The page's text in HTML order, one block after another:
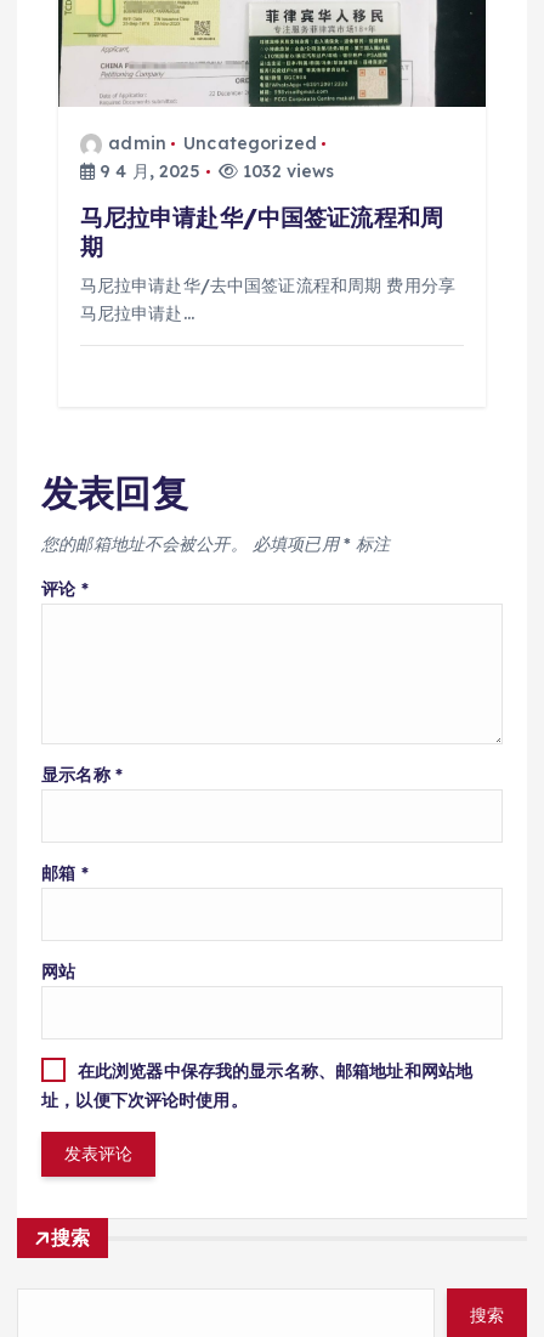
admin
Uncategorized
9 4 月, 2025
1032 views
马尼拉申请赴华/中国签证流程和周
期
马尼拉申请赴华/去中国签证流程和周期 费用分享
马尼拉申请赴…
发表回复
您的邮箱地址不会被公开。 必填项已用* 标注
评论 *
显示名称 *
邮箱 *
网站
在此浏览器中保存我的显示名称、邮箱地址和网站地
址，以便下次评论时使用。
搜索
搜索